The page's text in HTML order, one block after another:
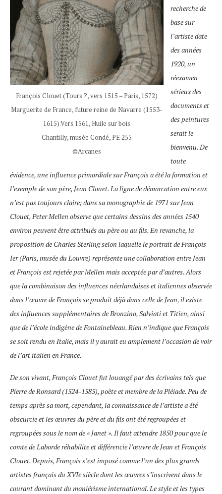
François Clouet (Tours ?, vers 1515 – Paris, 1572)
Marguerite de France, future reine de Navarre (1553-
1615).Vers 1561, Huile sur bois
Chantilly, musée Condé, PE 255
©Arcanes
recherche de
base sur
l’artiste date
des années
1920, un
réexamen
sérieux des
documents et
des peintures
serait le
bienvenu. De
toute
évidence, une influence primordiale sur François a été la formation et
l’exemple de son père, Jean Clouet. La ligne de démarcation entre eux
n’est pas toujours claire; dans sa monographie de 1971 sur Jean
Clouet, Peter Mellen observe que certains dessins des années 1540
environ peuvent être attribués au père ou au fils. En revanche, la
proposition de Charles Sterling selon laquelle le portrait de François
Ier (Paris, musée du Louvre) représente une collaboration entre Jean
et François est rejetée par Mellen mais acceptée par d’autres. Alors
que la combinaison des influences néerlandaises et italiennes observée
dans l’œuvre de François se produit déjà dans celle de Jean, il existe
des influences supplémentaires de Bronzino, Salviati et Titien, ainsi
que de l’école indigène de Fontainebleau. Rien n’indique que François
se soit rendu en Italie, mais il y aurait eu amplement l’occasion de voir
de l’art italien en France.
De son vivant, François Clouet fut louangé par des écrivains tels que
Pierre de Ronsard (1524-1585), poète et membre de la Pléiade. Peu de
temps après sa mort, cependant, la connaissance de l’artiste a été
obscurcie et les œuvres du père et du fils ont été regroupées et
regroupées sous le nom de « Janet ». Il faut attendre 1850 pour que le
comte de Laborde réhabilite et différencie l’œuvre de Jean et François
Clouet. Depuis, François s’est imposé comme l’un des plus grands
artistes français du XVIe siècle dont les œuvres s’inscrivent dans le
courant dominant du maniérisme international. Le style et les types